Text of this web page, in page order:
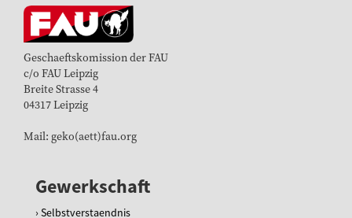
Geschaeftskomission der FAU
c/o FAU Leipzig
Breite Strasse 4
04317 Leipzig
Mail: geko(aett)fau.org
Gewerkschaft
Selbstverstaendnis